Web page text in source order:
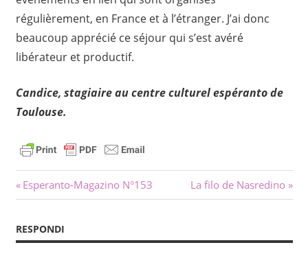
régulièrement, en France et à l’étranger. J’ai donc
beaucoup apprécié ce séjour qui s’est avéré
libérateur et productif.
Candice, stagiaire au centre culturel espéranto de
Toulouse.
Navigado
afiŝoj
Antaŭa
afiŝo:
Esperanto-Magazino N°153
Sekva
afiŝo:
La filo de Nasredino
RESPONDI